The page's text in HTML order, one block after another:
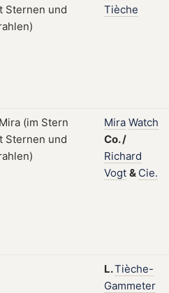
Tièche
Mira Watch
Co./
Richard
Vogt & Cie.
L.Tièche-
Gammeter